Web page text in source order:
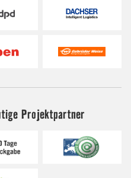
Projektpartner